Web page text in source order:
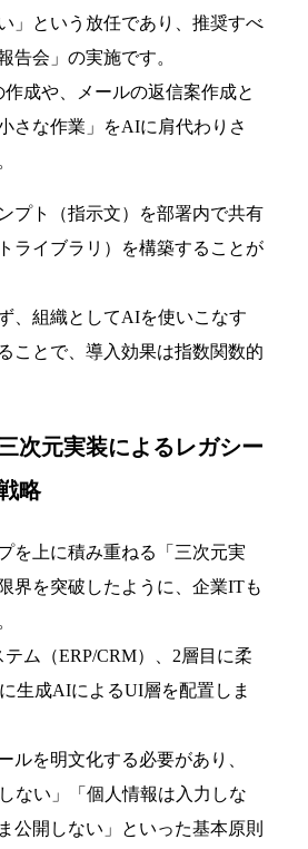
」という放任であり、推奨すべ
告会」の実施です。
成や、メールの返信案作成と
さな作業」をAIに肩代わりさ
プト（指示文）を部署内で共有
ライブラリ）を構築することが
、組織としてAIを使いこなす
ことで、導入効果は指数関数的
次元実装によるレガシー
略
を上に積み重ねる「三次元実
界を突破したように、企業ITも
ム（ERP/CRM）、2層目に柔
生成AIによるUI層を配置しま
ルを明文化する必要があり、
ない」「個人情報は入力しな
公開しない」といった基本原則